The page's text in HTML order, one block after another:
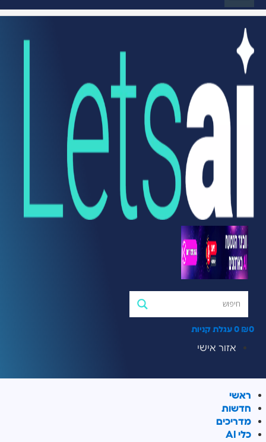
₪0
0 עגלת קניות
אזור אישי
ראשי
חדשות
מדריכים
כלי AI